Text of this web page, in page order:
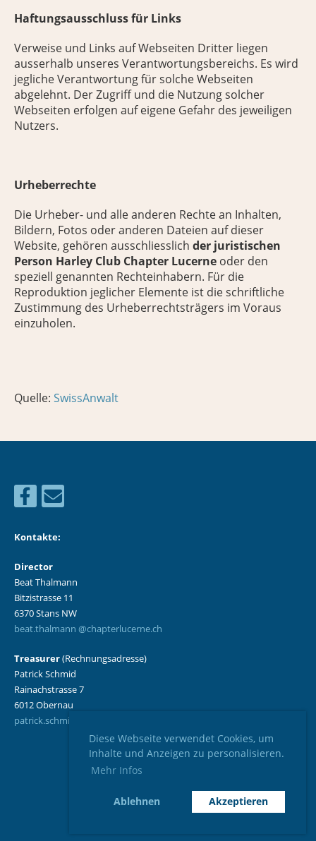
Diese Webseite verwendet Cookies, um
Inhalte und Anzeigen zu personalisieren.
Mehr Infos
Ablehnen Akzeptieren
Haftungsausschluss für Links
Verweise und Links auf Webseiten Dritter liegen
ausserhalb unseres Verantwortungsbereichs. Es wird
jegliche Verantwortung für solche Webseiten
abgelehnt. Der Zugriff und die Nutzung solcher
Webseiten erfolgen auf eigene Gefahr des jeweiligen
Nutzers.
Urheberrechte
Die Urheber- und alle anderen Rechte an Inhalten,
Bildern, Fotos oder anderen Dateien auf dieser
Website, gehören ausschliesslich der juristischen
Person Harley Club Chapter Lucerne oder den
speziell genannten Rechteinhabern. Für die
Reproduktion jeglicher Elemente ist die schriftliche
Zustimmung des Urheberrechtsträgers im Voraus
einzuholen.
Quelle: SwissAnwalt
Kontakte:
Director
Beat Thalmann
Bitzistrasse 11
6370 Stans NW
beat.thalmann @chapterlucerne.ch
Treasurer(Rechnungsadresse)
Patrick Schmid
Rainachstrasse 7
6012 Obernau
patrick.schmid@chapterlucerne.ch
Impressum/Datenschutzerklärung
|ClubDesk Login